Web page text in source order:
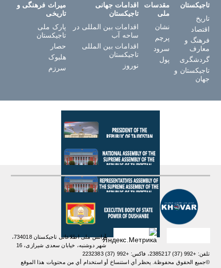
تاجیکستان
تاریخ
اقتصاد
فرهنگ و
معارف
گردشگری
تاجیکستان و
جهان
مقدسات
ملی
نشان
پرچم
سرود
پول
اقدامات جهانی
تاجیکستان
اقدامات بین المللی در
ساحه آب
اقدامات بین المللی
تاجیکستان
نوروز
میراث فرهنگی و
تاریخی
پارک ملی
تاجیکستان
حصار
هلبوک
سرزم
آژانس ملی اطلاعاتی تاجیکستان 734018،
شهر دوشنبه، خیابان سعدی شیرازی، 16
تلفن: +992 (37) 2385217، فاکس: +992 (37) 2232383
©جميع الحقوق محفوظة. يحظر أي استنساخ أو استخدام أي من محتويات هذا الموقع